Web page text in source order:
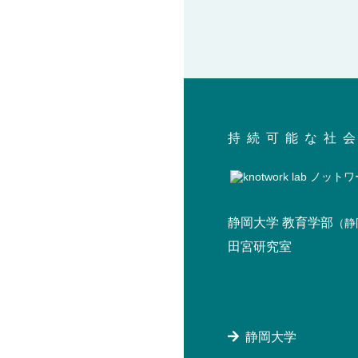
持続可能な社
静岡大学 教育学部 （
田宮研究室
静岡大学